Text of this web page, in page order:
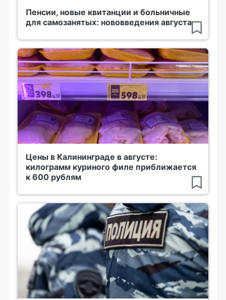
Пенсии, новые квитанции и больничные
для самозанятых: нововведения августа
Цены в Калининграде в августе:
килограмм куриного филе приближается
к 600 рублям